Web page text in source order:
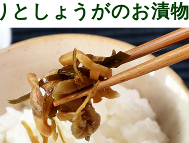
としょうがのお漬物